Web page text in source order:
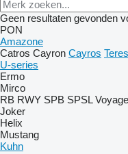
Geen resultaten gevonden
PON
Amazone
Catros Cayron Cayros Teres
U-series
Ermo
Mirco
RB RWY SPB SPSL
Joker
Helix
Mustang
Kuhn